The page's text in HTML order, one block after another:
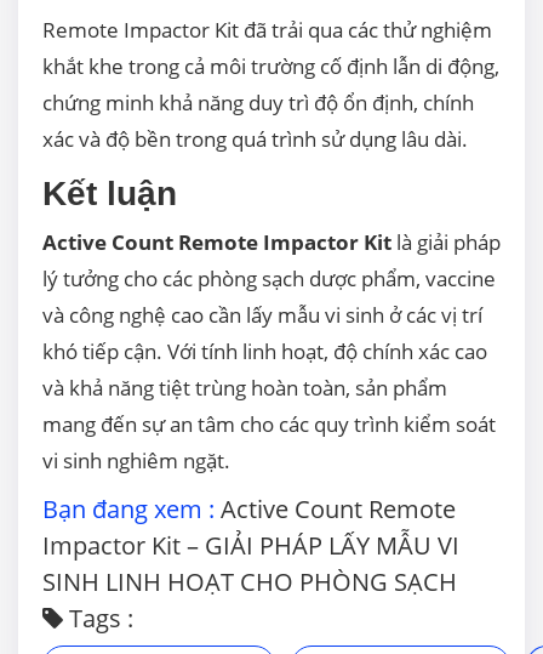
Remote Impactor Kit đã trải qua các thử nghiệm
khắt khe trong cả môi trường cố định lẫn di động,
chứng minh khả năng duy trì độ ổn định, chính
xác và độ bền trong quá trình sử dụng lâu dài.
Kết luận
Active Count Remote Impactor Kit là giải pháp
lý tưởng cho các phòng sạch dược phẩm, vaccine
và công nghệ cao cần lấy mẫu vi sinh ở các vị trí
khó tiếp cận. Với tính linh hoạt, độ chính xác cao
và khả năng tiệt trùng hoàn toàn, sản phẩm
mang đến sự an tâm cho các quy trình kiểm soát
vi sinh nghiêm ngặt.
Bạn đang xem : Active Count Remote
Impactor Kit – GIẢI PHÁP LẤY MẪU VI
SINH LINH HOẠT CHO PHÒNG SẠCH
Tags :